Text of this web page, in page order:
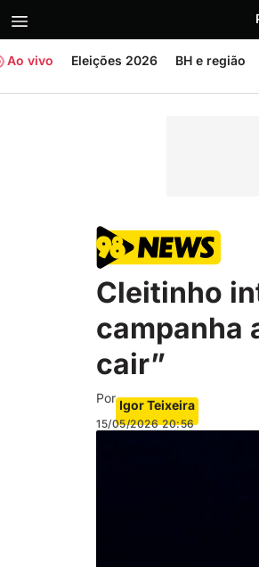
Ao vivo Eleições 2026 BH e região
Cleitinho
campanha
cair”
Por Igor Teixeira
15/05/2026 20:56